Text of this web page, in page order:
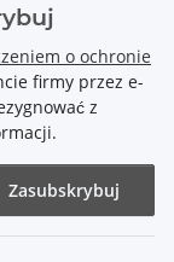
o ochronie
firmy przez e-
z
Zasubskrybuj